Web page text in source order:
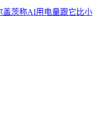
盖茨称AI用电量跟它比小